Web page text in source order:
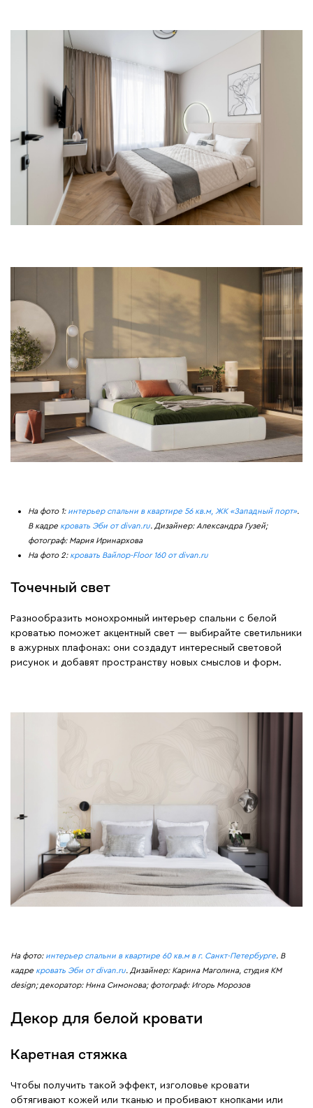
На фото 1: интерьер спальни в квартире 56 кв.м, ЖК «Западный порт».
В кадре кровать Эби от divan.ru. Дизайнер: Александра Гузей;
фотограф: Мария Иринархова
На фото 2: кровать Вайлор-Floor 160 от divan.ru
Точечный свет
Разнообразить монохромный интерьер спальни с белой
кроватью поможет акцентный свет — выбирайте светильники
в ажурных плафонах: они создадут интересный световой
рисунок и добавят пространству новых смыслов и форм.
На фото: интерьер спальни в квартире 60 кв.м в г. Санкт-Петербурге. В
кадре кровать Эби от divan.ru. Дизайнер: Карина Маголина, студия KM
design; декоратор: Нина Симонова; фотограф: Игорь Морозов
Декор для белой кровати
Каретная стяжка
Чтобы получить такой эффект, изголовье кровати
обтягивают кожей или тканью и пробивают кнопками или